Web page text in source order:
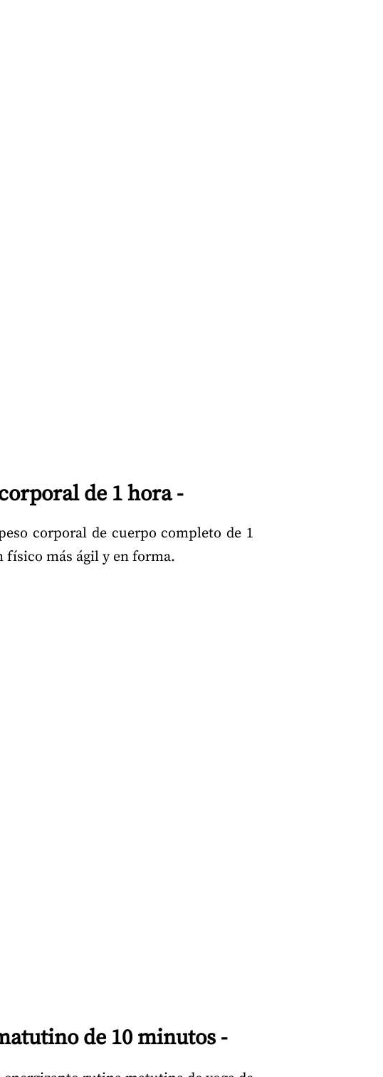
de 1 hora -
corporal de cuerpo completo de 1
físico más ágil y en forma.
de 10 minutos -